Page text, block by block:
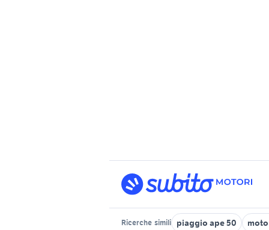
Ricerche simili piaggio ape 50